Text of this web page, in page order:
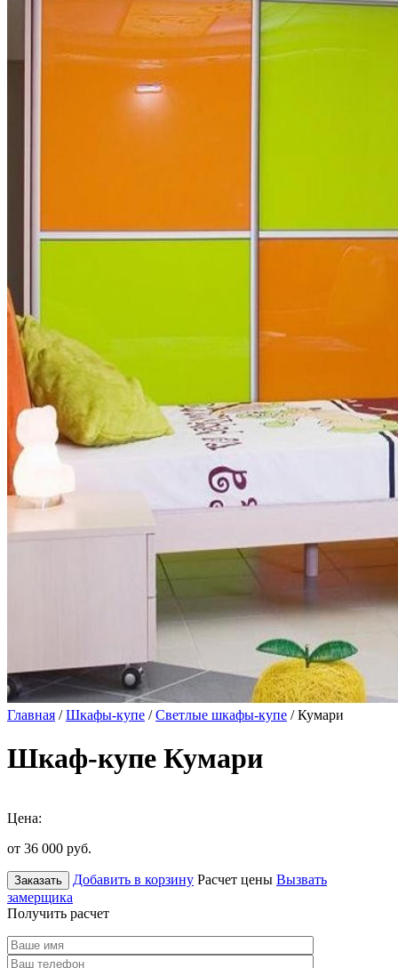
Главная /Шкафы-купе /Светлые шкафы-купе / Кумари
Шкаф-купе Кумари
Цена:
от 36 000 руб.
Заказать Добавить в корзину Расчет цены Вызвать
замерщика
Получить расчет